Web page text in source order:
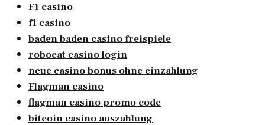
F1 casino
f1 casino
baden baden casino freispiele
robocat casino login
neue casino bonus ohne einzahlung
Flagman casino
flagman casino promo code
bitcoin casino auszahlung